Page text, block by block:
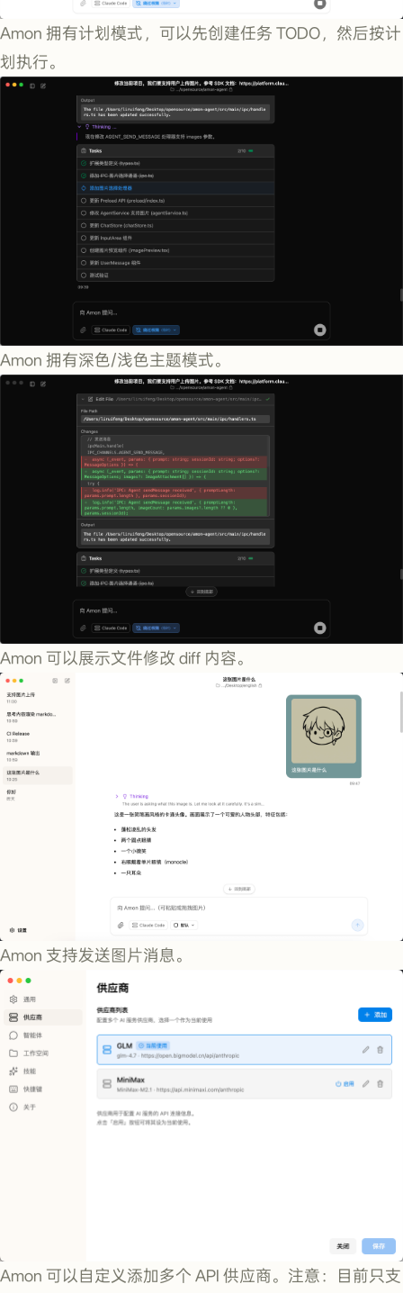
Amon 拥有计划模式，可以先创建任务 TODO，然后按计
划执行。
Amon 拥有深色/浅色主题模式。
Amon 可以展示文件修改 diff 内容。
Amon 支持发送图片消息。
Amon 可以自定义添加多个 API 供应商。注意：目前只支